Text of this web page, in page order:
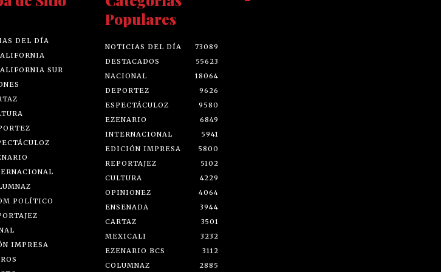
DEL DÍA
SUR
POLÍTICO
IMPRESA
Populares
NOTICIAS DEL DÍA
73089
DESTACADOS
55623
NACIONAL
18064
DEPORTEZ
9626
ESPECTÁCULOZ
9580
EZENARIO
6849
INTERNACIONAL
5941
EDICIÓN IMPRESA
5800
REPORTAJEZ
5102
CULTURA
4229
OPINIONEZ
4064
ENSENADA
3944
CARTAZ
3501
MEXICALI
3232
EZENARIO BCS
3112
COLUMNAZ
2885